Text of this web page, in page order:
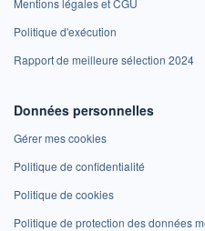
Mentions légales et CGU
Politique d'exécution
Rapport de meilleure sélection 2024
Données personnelles
Gérer mes cookies
Politique de confidentialité
Politique de cookies
Politique de protection des données